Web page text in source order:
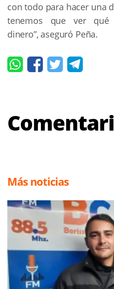
con todo para hacer una
tenemos que ver qué
dinero”, aseguró Peña.
Más noticias